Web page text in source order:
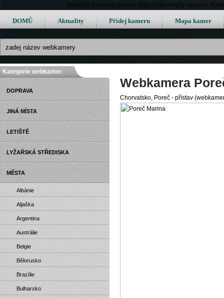
Warning: Creating default object from empty value in /
DOMŮ Aktuality Přidej kameru Mapa kamer
Webkamera
Chorvatsko, Poreč - přístav
Kategorie webkamer
DOPRAVA
JINÁ MÍSTA
LETIŠTĚ
LYŽAŘSKÁ STŘEDISKA
MĚSTA
Albánie
Aljaška
Argentina
Austrálie
Belgie
Bělorusko
Brazílie
Bulharsko